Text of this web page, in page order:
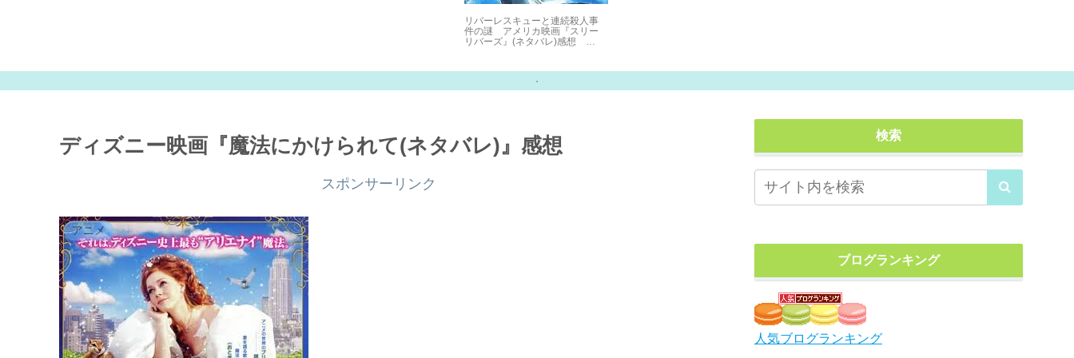
リバーレスキューと連続殺人事
件の謎 アメリカ映画『スリー
リバーズ』(ネタバレ)感想
ディズニー映画『魔法にかけられて(ネタバレ)』感想
スポンサーリンク
アニメ
検索
ブログランキング
人気ブログランキング